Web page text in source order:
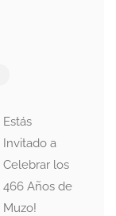
Estás
Invitado a
Celebrar los
466 Años de
Muzo!